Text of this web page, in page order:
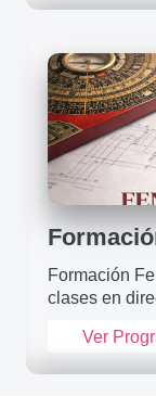
Formación
clases en
Ver